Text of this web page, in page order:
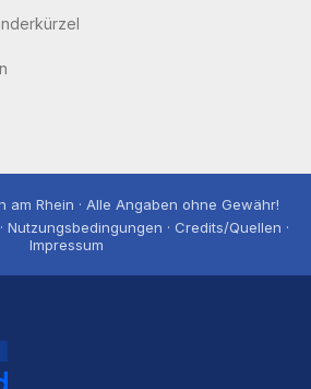
am Rhein · Alle Angaben ohne Gewähr!
· Credits/Quellen ·
Impressum